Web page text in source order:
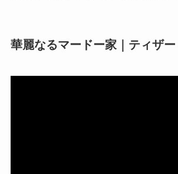
華麗なるマードー家｜ティザー